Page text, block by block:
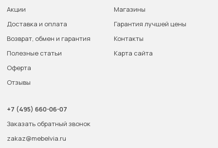
Акции
Доставка и оплата
Возврат, обмен и гарантия
Полезные статьи
Оферта
Отзывы
Магазины
Гарантия лучшей цены
Контакты
Карта сайта
+7 (495) 660-06-07
Заказать обратный звонок
zakaz@mebelvia.ru